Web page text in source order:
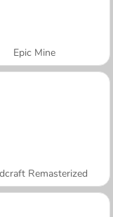
Epic Mine
Remasterized